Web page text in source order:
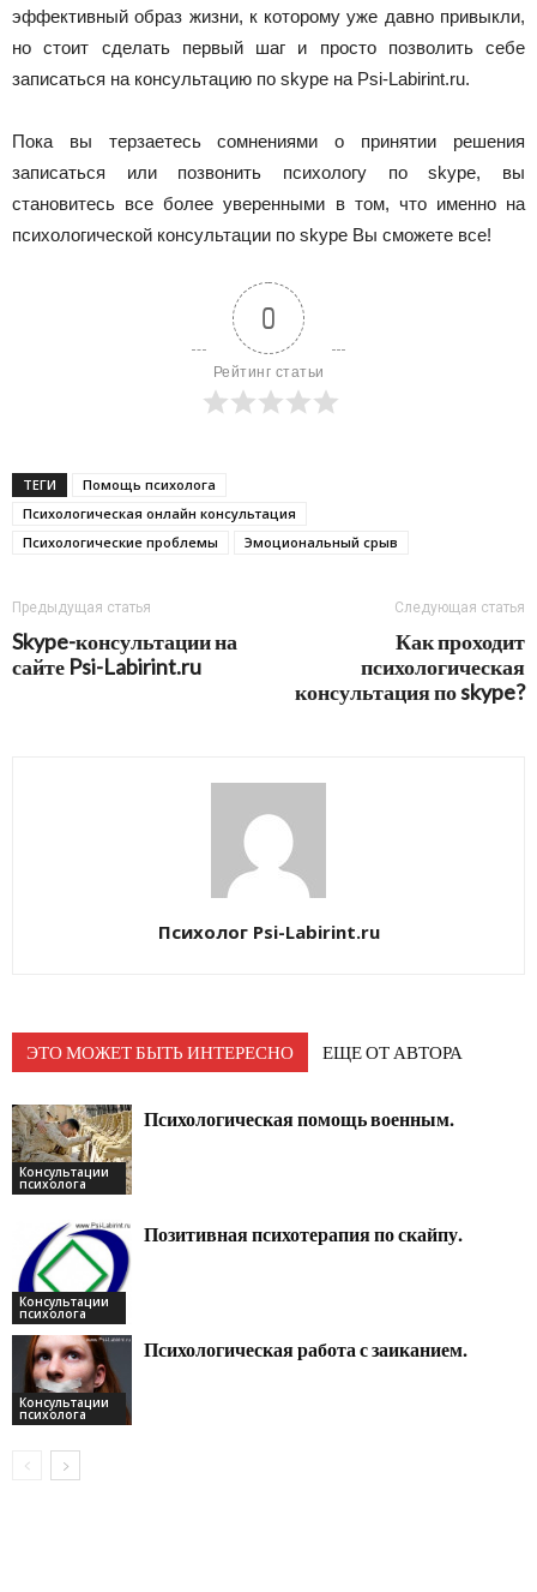
эффективный образ жизни, к которому уже давно привыкли,
но стоит сделать первый шаг и просто позволить себе
записаться на консультацию по skype на Psi-Labirint.ru.
Пока вы терзаетесь сомнениями о принятии решения
записаться или позвонить психологу по skype, вы
становитесь все более уверенными в том, что именно на
психологической консультации по skype Вы сможете все!
0
Рейтинг статьи
ТЕГИ
Помощь психолога
Психологическая онлайн консультация
Психологические проблемы
Эмоциональный срыв
Предыдущая статья
Skype-консультации на
сайте Psi-Labirint.ru
Следующая статья
Как проходит
психологическая
консультация по skype?
Психолог Psi-Labirint.ru
ЭТО МОЖЕТ БЫТЬ ИНТЕРЕСНО ЕЩЕ ОТ АВТОРА
Консультации
психолога
Психологическая помощь военным.
Консультации
психолога
Позитивная психотерапия по скайпу.
Консультации
психолога
Психологическая работа с заиканием.